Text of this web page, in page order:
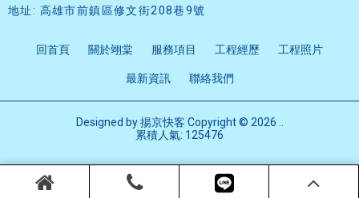
地址: 高雄市前鎮區修文街208巷9號
回首頁 關於翊棠 服務項目 工程經歷 工程照片
最新資訊 聯絡我們
Designed by揚京快客 Copyright © 2026
累積人氣: 125476